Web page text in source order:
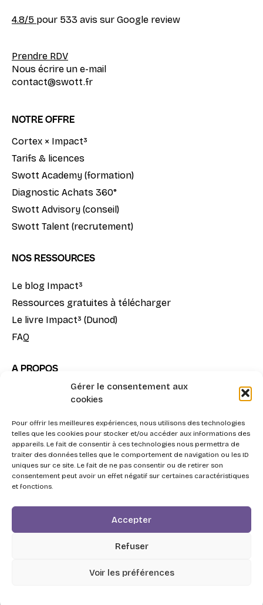
Gérer le consentement aux
cookies
Pour offrir les meilleures expériences, nous utilisons des technologies
telles que les cookies pour stocker et/ou accéder aux informations des
appareils. Le fait de consentir à ces technologies nous permettra de
traiter des données telles que le comportement de navigation ou les ID
uniques sur ce site. Le fait de ne pas consentir ou de retirer son
consentement peut avoir un effet négatif sur certaines caractéristiques
et fonctions.
Accepter
Refuser
Voir les préférences
4.8/5 pour 533 avis sur Google review
Prendre RDV
Nous écrire un e-mail
contact@swott.fr
NOTRE OFFRE
Cortex × Impact³
Tarifs & licences
Swott Academy (formation)
Diagnostic Achats 360°
Swott Advisory (conseil)
Swott Talent (recrutement)
NOS RESSOURCES
Le blog Impact³
Ressources gratuites à télécharger
Le livre Impact³ (Dunod)
FAQ
A PROPOS
Notre mission
Nous contacter
2026 - Swott, l'Agentic Procurement System pour la
triple performance Achats.
Respect de la vie privée
Réglement intérieur